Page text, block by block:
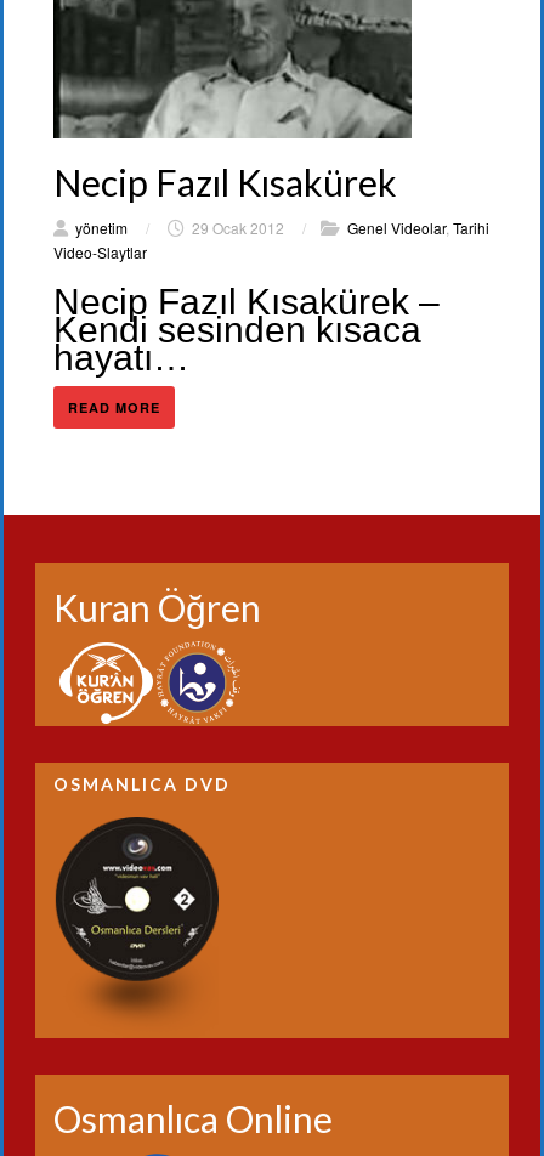
Necip Fazıl Kısakürek
yönetim / 29 Ocak 2012 / Genel Videolar,Tarihi
Video-Slaytlar
Necip Fazıl Kısakürek –
Kendi sesinden kısaca
hayatı…
READ MORE
Kuran Öğren
OSMANLICA DVD
Osmanlıca Online